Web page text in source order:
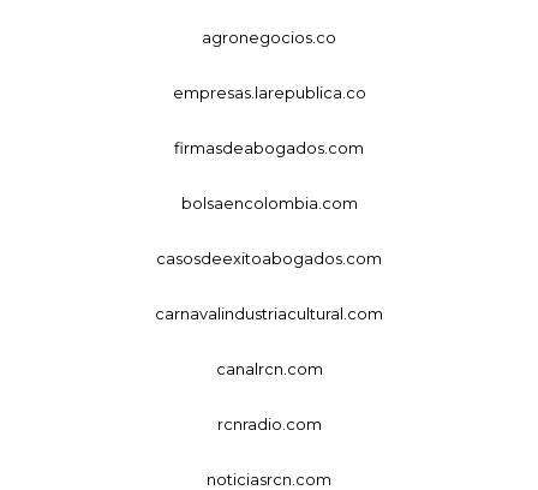
agronegocios.co
empresas.larepublica.co
firmasdeabogados.com
bolsaencolombia.com
casosdeexitoabogados.com
carnavalindustriacultural.com
canalrcn.com
rcnradio.com
noticiasrcn.com